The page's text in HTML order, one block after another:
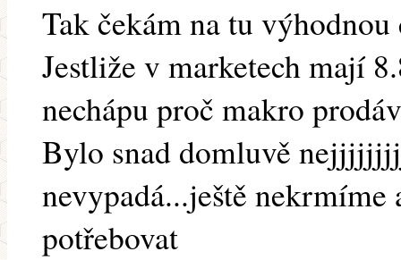
Tak čekám na tu
Jestliže v marketech mají
nechápu proč makro
Bylo snad domluvě
nevypadá...ještě
potřebovat